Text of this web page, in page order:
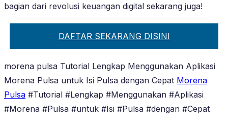
bagian dari revolusi keuangan digital sekarang juga!
DAFTAR SEKARANG DISINI
morena pulsa Tutorial Lengkap Menggunakan Aplikasi
Morena Pulsa untuk Isi Pulsa dengan Cepat Morena
Pulsa #Tutorial #Lengkap #Menggunakan #Aplikasi
#Morena #Pulsa #untuk #Isi #Pulsa #dengan #Cepat